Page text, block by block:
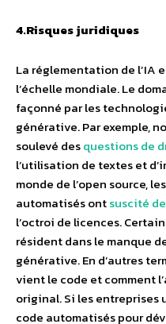
4.Risques juridiques
La réglementation de l’IA
l’échelle mondiale. Le
façonné par les
générative. Par exemple,
soulevé desquestions de
l’utilisation de textes et
monde de l’open source,
automatisés ontsuscité
l’octroi de licences.
résident dans le manque
générative. En d’autres
vient le code et comment
original. Si les entreprises
code automatisés pour